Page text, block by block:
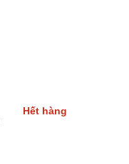
Hết hàng